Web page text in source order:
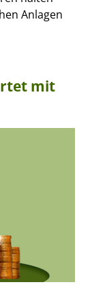
Anlagen
mit